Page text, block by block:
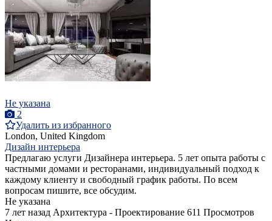
Не указана
2
Удалить из избранного
London, United Kingdom
Дизайн интерьера
Предлагаю услуги Дизайнера интерьера. 5 лет опыта работы с
частными домами и ресторанами, индивидуальный подход к
каждому клиенту и свободный график работы. По всем
вопросам пишите, все обсудим.
Не указана
7 лет назад Архитектура - Проектирование 611 Просмотров